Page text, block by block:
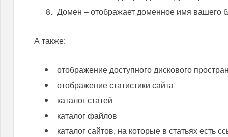
Домен – отображает доменное имя вашего
А также:
отображение доступного дискового
отображение статистики сайта
каталог статей
каталог файлов
каталог сайтов, на которые в статьях есть